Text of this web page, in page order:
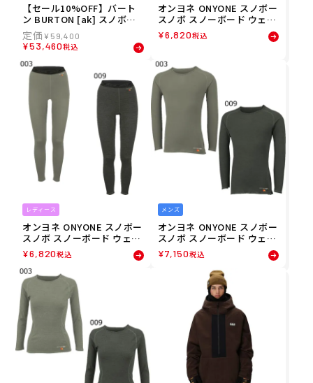
【セール10%OFF】バート
ン BURTON [ak] スノボー
スノボ スノーボード ウェア
パンツ Mens AK Cyclic GO
RE-TEX 2L Pants 100001-0
01 メンズ 男性 24-25
¥ 59,400
¥53,460税込
オンヨネ ONYONE スノボー
スノボ スノーボード ウェア
インナー アンダー ロングタ
イツ(薄手) ODP99520 メン
¥6,820税込
レディース
オンヨネ ONYONE スノボー
スノボ スノーボード ウェア
インナー アンダー ロングタ
イツ(薄手) ODP89522 レデ
ィース 女性
¥6,820税込
メンズ
オンヨネ ONYONE スノボー
スノボ スノーボード ウェア
インナー アンダー ロングス
リーブ(薄手) ODJ99500 メ
¥7,150税込